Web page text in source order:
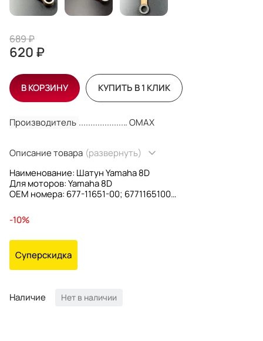
Производитель OMAX
Описание товара (развернуть)
Наименование: Шатун Yamaha 8D
Для моторов: Yamaha 8D
OEM номера: 677-11651-00; 6771165100
-10%
Суперскидка
Наличие Нет в наличии
689 ₽
620 ₽
В КОРЗИНУ КУПИТЬ В 1 КЛИК